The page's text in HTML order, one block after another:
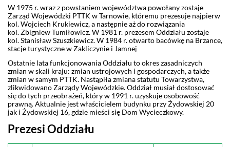
W 1975 r. wraz z powstaniem województwa powołany zostaje
Zarząd Wojewódzki PTTK w Tarnowie, któremu prezesuje najpierw
kol. Wojciech Krukiewicz, a następnie aż do rozwiązania
kol. Zbigniew Tumiłowicz. W 1981 r. prezesem Oddziału zostaje
kol. Stanisław Szuszkiewicz. W 1984 r. otwarto bacówkę na Brzance,
stacje turystyczne w Zakliczynie i Jamnej
Ostatnie lata funkcjonowania Oddziału to okres zasadniczych
zmian w skali kraju: zmian ustrojowych i gospodarczych, a także
zmian w samym PTTK. Nastąpiła zmiana statutu Towarzystwa,
zlikwidowano Zarządy Wojewódzkie. Oddział musiał dostosować
się do tych przeobrażeń, który w 1991 r. uzyskuje osobowość
prawną. Aktualnie jest właścicielem budynku przy Żydowskiej 20
jak i Żydowskiej 16, gdzie mieści się Dom Wycieczkowy.
Prezesi Oddziału